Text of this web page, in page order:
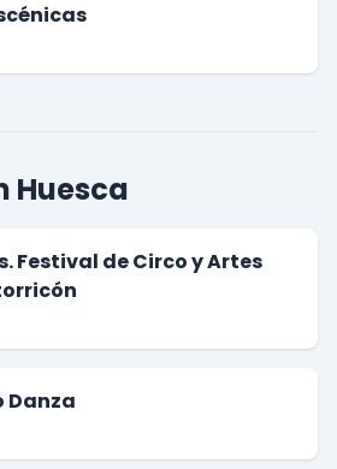
Huesca
Festival de Circo y Artes
Danza